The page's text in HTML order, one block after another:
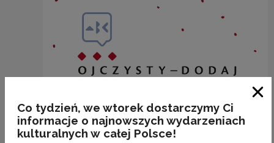
Co tydzień, we wtorek dostarczymy Ci
informacje o najnowszych wydarzeniach
kulturalnych w całej Polsce!